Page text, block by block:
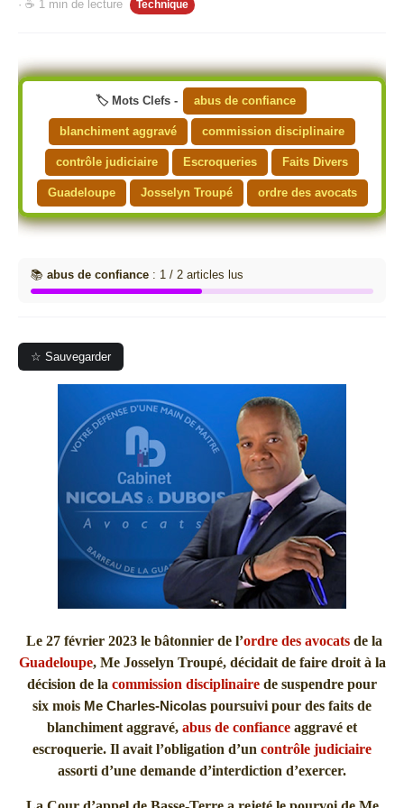
· ☕ 1 min de lecture Technique
🏷️ Mots Clefs - abus de confiance
blanchiment aggravé commission disciplinaire
contrôle judiciaire Escroqueries Faits Divers
Guadeloupe Josselyn Troupé ordre des avocats
📚 abus de confiance : 1 / 2 articles lus
☆ Sauvegarder
Le 27 février 2023 le bâtonnier de l’ordre des avocatsde la
Guadeloupe, Me Josselyn Troupé, décidait de faire droit à la
décision de la commission disciplinaire de suspendre pour
six mois Me Charles-Nicolas poursuivi pour des faits de
blanchiment aggravé, abus de confiance aggravé et
escroquerie. Il avait l’obligation d’un contrôle judiciaire
assorti d’une demande d’interdiction d’exercer.